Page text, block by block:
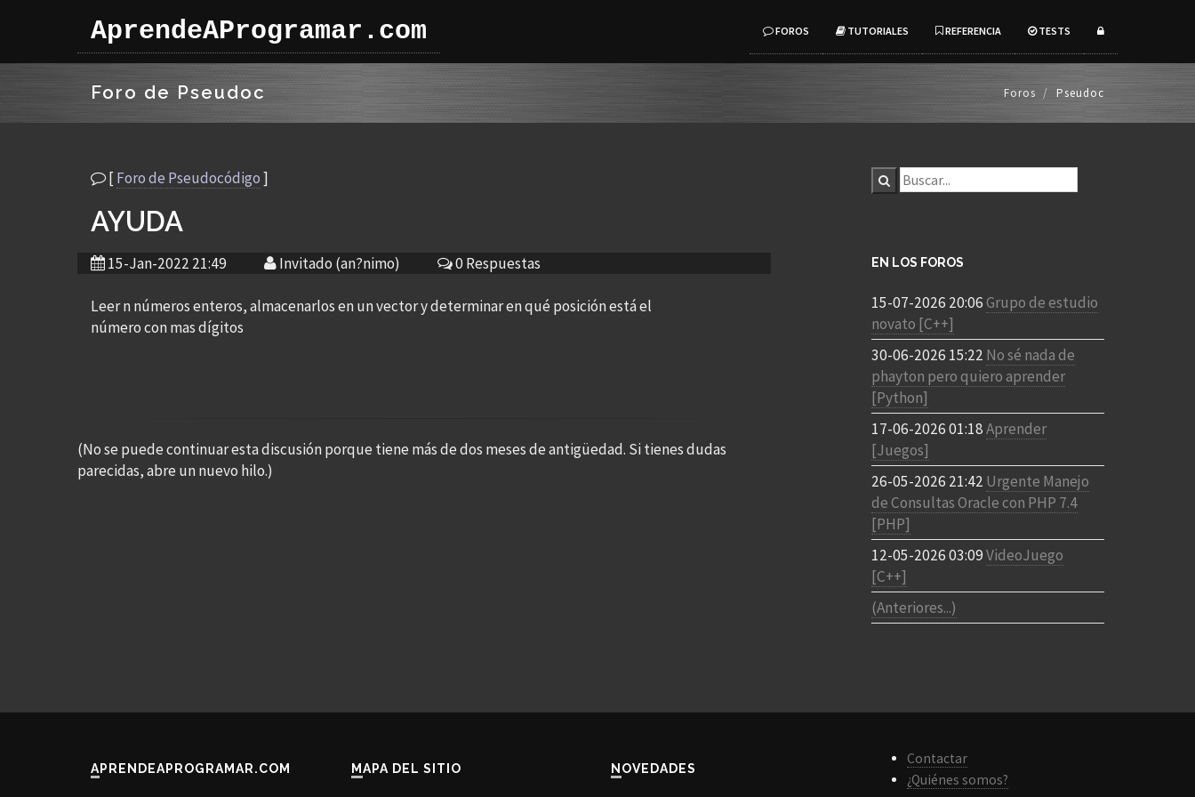
AprendeAProgramar.com FOROS TUTORIALES REFERENCIA TESTS
Foro de Pseudoc Foros Pseudoc
[Foro de Pseudocódigo]
AYUDA
15-Jan-2022 21:49 Invitado (an?nimo) 0 Respuestas
Leer n números enteros, almacenarlos en un vector y determinar en qué posición está el
número con mas dígitos
(No se puede continuar esta discusión porque tiene más de dos meses de antigüedad. Si tienes dudas
parecidas, abre un nuevo hilo.)
EN LOS FOROS
15-07-2026 20:06Grupo de estudio
novato [C++]
30-06-2026 15:22 No sé nada de
phayton pero quiero aprender
[Python]
17-06-2026 01:18Aprender
[Juegos]
26-05-2026 21:42 Urgente Manejo
de Consultas Oracle con PHP 7.4
[PHP]
12-05-2026 03:09VideoJuego
[C++]
(Anteriores...)
APRENDEAPROGRAMAR.COM MAPA DEL SITIO NOVEDADES
Contactar
¿Quiénes somos?